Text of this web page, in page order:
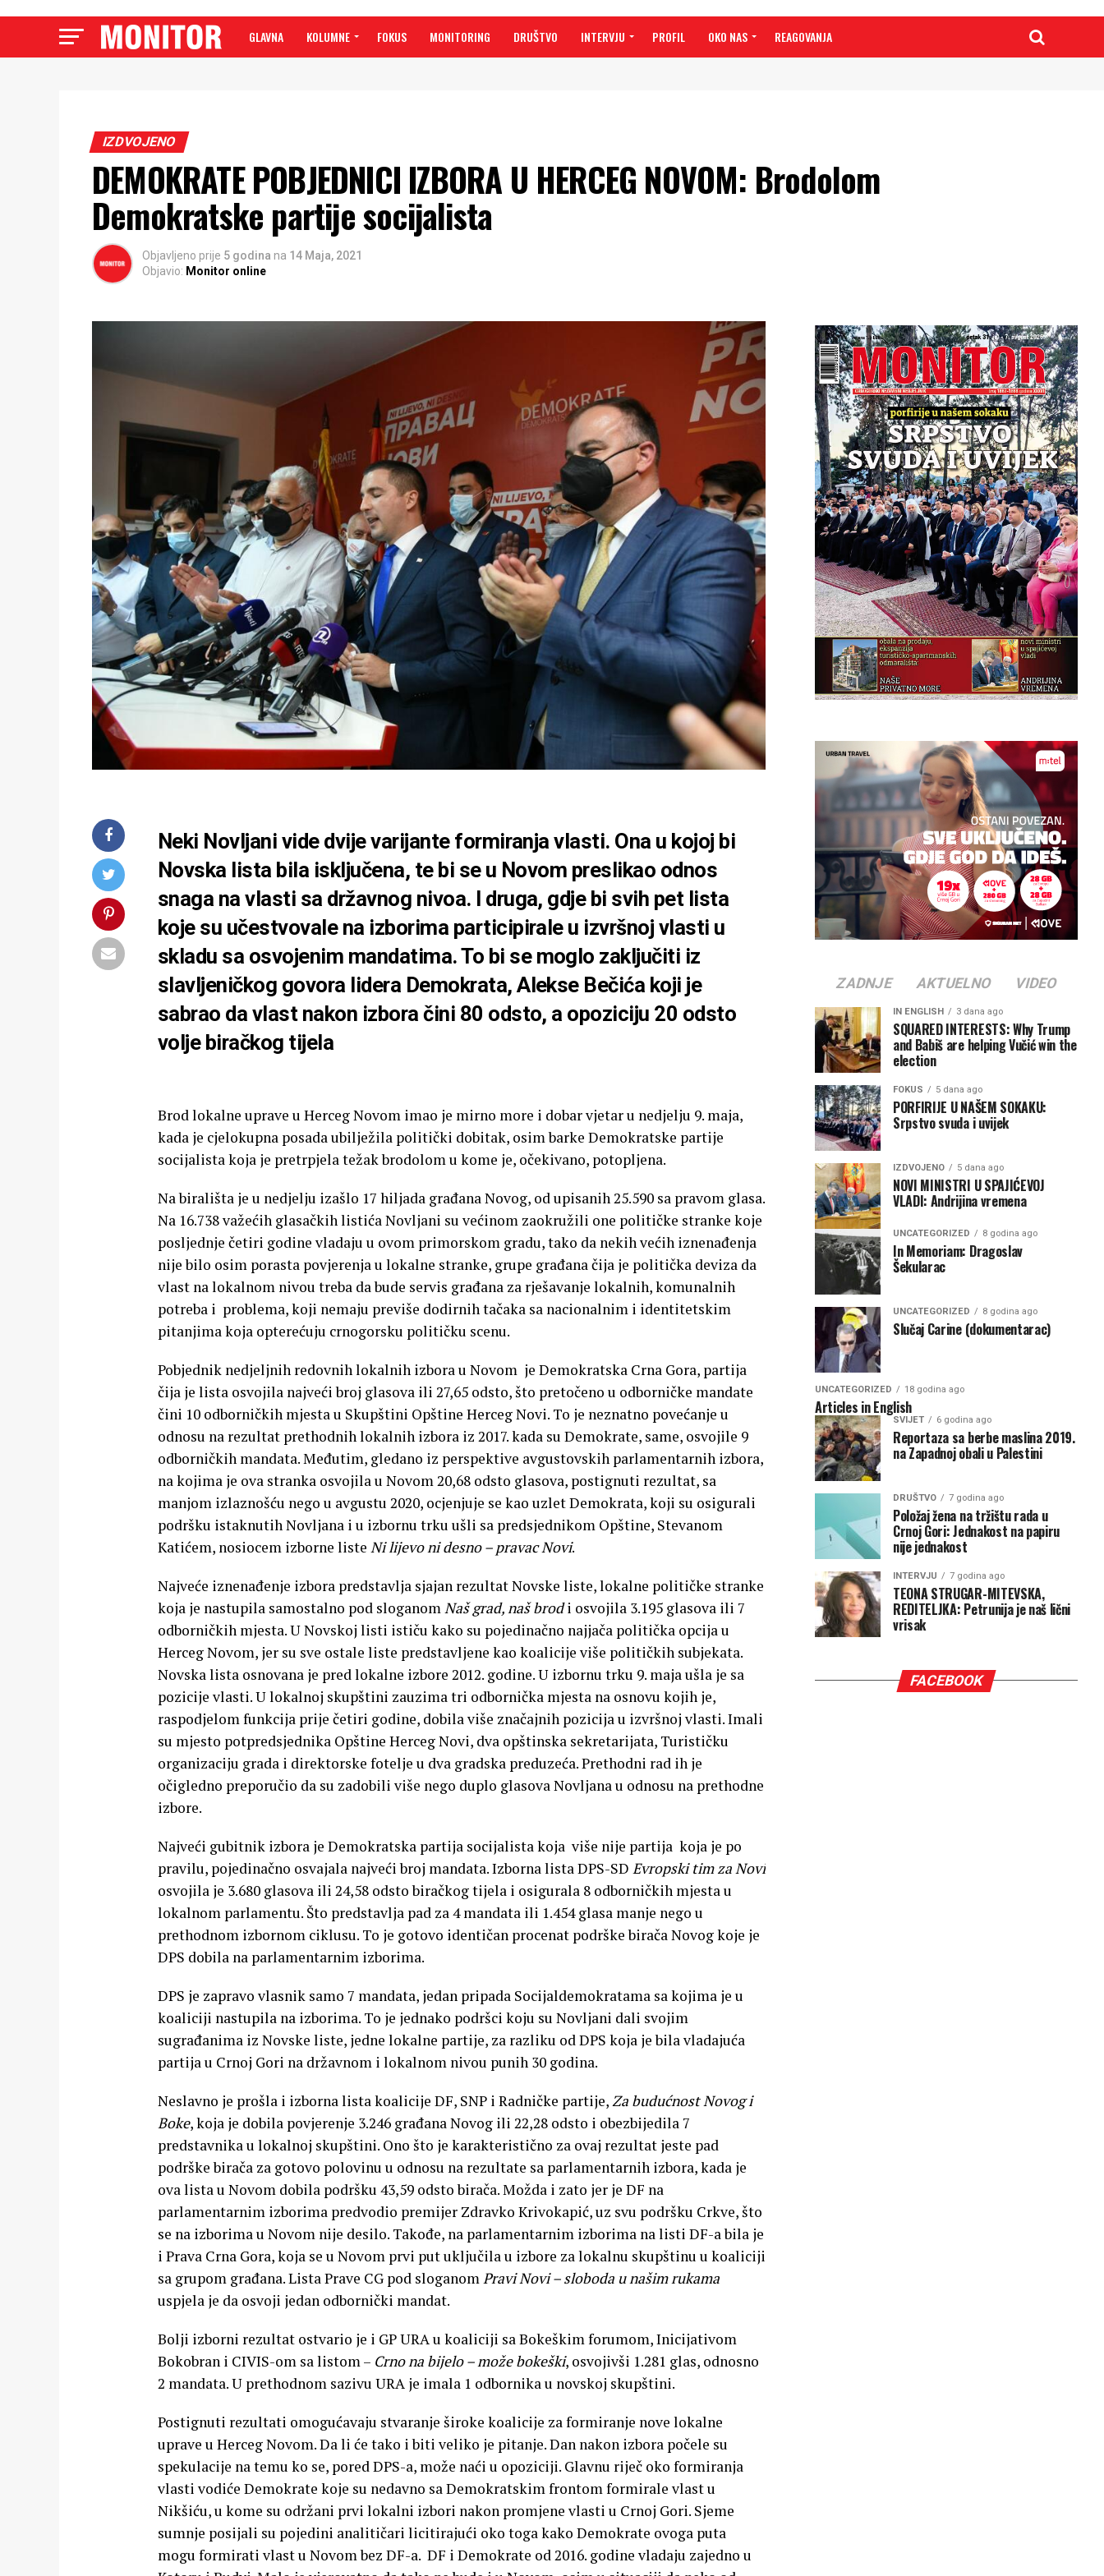
GLAVNA KOLUMNE FOKUS MONITORING DRUŠTVO INTERVJU PROFIL OKO NAS REAGOVANJA
IZDVOJENO
DEMOKRATE POBJEDNICI IZBORA U HERCEG NOVOM: Brodolom
Demokratske partije socijalista
Objavljeno prije 5 godina na 14 Maja, 2021
Objavio: Monitor online
Neki Novljani vide dvije varijante formiranja vlasti. Ona u kojoj bi
Novska lista bila isključena, te bi se u Novom preslikao odnos
snaga na vlasti sa državnog nivoa. I druga, gdje bi svih pet lista
koje su učestvovale na izborima participirale u izvršnoj vlasti u
skladu sa osvojenim mandatima. To bi se moglo zaključiti iz
slavljeničkog govora lidera Demokrata, Alekse Bečića koji je
sabrao da vlast nakon izbora čini 80 odsto, a opoziciju 20 odsto
volje biračkog tijela
Brod lokalne uprave u Herceg Novom imao je mirno more i dobar vjetar u nedjelju 9. maja,
kada je cjelokupna posada ubilježila politički dobitak, osim barke Demokratske partije
socijalista koja je pretrpjela težak brodolom u kome je, očekivano, potopljena.
Na birališta je u nedjelju izašlo 17 hiljada građana Novog, od upisanih 25.590 sa pravom glasa.
Na 16.738 važećih glasačkih listića Novljani su većinom zaokružili one političke stranke koje
posljednje četiri godine vladaju u ovom primorskom gradu, tako da nekih većih iznenađenja
nije bilo osim porasta povjerenja u lokalne stranke, grupe građana čija je politička deviza da
vlast na lokalnom nivou treba da bude servis građana za rješavanje lokalnih, komunalnih
potreba i problema, koji nemaju previše dodirnih tačaka sa nacionalnim i identitetskim
pitanjima koja opterećuju crnogorsku političku scenu.
Pobjednik nedjeljnih redovnih lokalnih izbora u Novom je Demokratska Crna Gora, partija
čija je lista osvojila najveći broj glasova ili 27,65 odsto, što pretočeno u odborničke mandate
čini 10 odborničkih mjesta u Skupštini Opštine Herceg Novi. To je neznatno povećanje u
odnosu na rezultat prethodnih lokalnih izbora iz 2017. kada su Demokrate, same, osvojile 9
odborničkih mandata. Međutim, gledano iz perspektive avgustovskih parlamentarnih izbora,
na kojima je ova stranka osvojila u Novom 20,68 odsto glasova, postignuti rezultat, sa
manjom izlaznošću nego u avgustu 2020, ocjenjuje se kao uzlet Demokrata, koji su osigurali
podršku istaknutih Novljana i u izbornu trku ušli sa predsjednikom Opštine, Stevanom
Katićem, nosiocem izborne liste Ni lijevo ni desno – pravac Novi.
Najveće iznenađenje izbora predstavlja sjajan rezultat Novske liste, lokalne političke stranke
koja je nastupila samostalno pod sloganomNaš grad, naš brodi osvojila 3.195 glasova ili 7
odborničkih mjesta. U Novskoj listi ističu kako su pojedinačno najjača politička opcija u
Herceg Novom, jer su sve ostale liste predstavljene kao koalicije više političkih subjekata.
Novska lista osnovana je pred lokalne izbore 2012. godine. U izbornu trku 9. maja ušla je sa
pozicije vlasti. U lokalnoj skupštini zauzima tri odbornička mjesta na osnovu kojih je,
raspodjelom funkcija prije četiri godine, dobila više značajnih pozicija u izvršnoj vlasti. Imali
su mjesto potpredsjednika Opštine Herceg Novi, dva opštinska sekretarijata, Turističku
organizaciju grada i direktorske fotelje u dva gradska preduzeća. Prethodni rad ih je
očigledno preporučio da su zadobili više nego duplo glasova Novljana u odnosu na prethodne
izbore.
Najveći gubitnik izbora je Demokratska partija socijalista koja više nije partija koja je po
pravilu, pojedinačno osvajala najveći broj mandata. Izborna lista DPS-SD Evropski tim za Novi
osvojila je 3.680 glasova ili 24,58 odsto biračkog tijela i osigurala 8 odborničkih mjesta u
lokalnom parlamentu. Što predstavlja pad za 4 mandata ili 1.454 glasa manje nego u
prethodnom izbornom ciklusu. To je gotovo identičan procenat podrške birača Novog koje je
DPS dobila na parlamentarnim izborima.
DPS je zapravo vlasnik samo 7 mandata, jedan pripada Socijaldemokratama sa kojima je u
koaliciji nastupila na izborima. To je jednako podršci koju su Novljani dali svojim
sugrađanima iz Novske liste, jedne lokalne partije, za razliku od DPS koja je bila vladajuća
partija u Crnoj Gori na državnom i lokalnom nivou punih 30 godina.
Neslavno je prošla i izborna lista koalicije DF, SNP i Radničke partije,Za budućnost Novog i
Boke, koja je dobila povjerenje 3.246 građana Novog ili 22,28 odsto i obezbijedila 7
predstavnika u lokalnoj skupštini. Ono što je karakteristično za ovaj rezultat jeste pad
podrške birača za gotovo polovinu u odnosu na rezultate sa parlamentarnih izbora, kada je
ova lista u Novom dobila podršku 43,59 odsto birača. Možda i zato jer je DF na
parlamentarnim izborima predvodio premijer Zdravko Krivokapić, uz svu podršku Crkve, što
se na izborima u Novom nije desilo. Takođe, na parlamentarnim izborima na listi DF-a bila je
i Prava Crna Gora, koja se u Novom prvi put uključila u izbore za lokalnu skupštinu u koaliciji
sa grupom građana. Lista Prave CG pod sloganomPravi Novi – sloboda u našim rukama
uspjela je da osvoji jedan odbornički mandat.
Bolji izborni rezultat ostvario je i GP URA u koaliciji sa Bokeškim forumom, Inicijativom
Bokobran i CIVIS-om sa listom – Crno na bijelo – može bokeški, osvojivši 1.281 glas, odnosno
2 mandata. U prethodnom sazivu URA je imala 1 odbornika u novskoj skupštini.
Postignuti rezultati omogućavaju stvaranje široke koalicije za formiranje nove lokalne
uprave u Herceg Novom. Da li će tako i biti veliko je pitanje. Dan nakon izbora počele su
spekulacije na temu ko se, pored DPS-a, može naći u opoziciji. Glavnu riječ oko formiranja
vlasti vodiće Demokrate koje su nedavno sa Demokratskim frontom formirale vlast u
Nikšiću, u kome su održani prvi lokalni izbori nakon promjene vlasti u Crnoj Gori. Sjeme
sumnje posijali su pojedini analitičari licitirajući oko toga kako Demokrate ovoga puta
mogu formirati vlast u Novom bez DF-a. DF i Demokrate od 2016. godine vladaju zajedno u
ZADNJE AKTUELNO VIDEO
IN ENGLISH 3 dana ago
SQUARED INTERESTS: Why Trump
and Babiš are helping Vučić win the
election
FOKUS 5 dana ago
PORFIRIJE U NAŠEM SOKAKU:
Srpstvo svuda i uvijek
IZDVOJENO 5 dana ago
NOVI MINISTRI U SPAJIĆEVOJ
VLADI: Andrijina vremena
UNCATEGORIZED 8 godina ago
In Memoriam: Dragoslav
Šekularac
UNCATEGORIZED 8 godina ago
Slučaj Carine (dokumentarac)
UNCATEGORIZED 18 godina ago
Articles in English
SVIJET 6 godina ago
Reportaza sa berbe maslina 2019.
na Zapadnoj obali u Palestini
DRUŠTVO 7 godina ago
Položaj žena na tržištu rada u
Crnoj Gori: Jednakost na papiru
nije jednakost
INTERVJU 7 godina ago
TEONA STRUGAR-MITEVSKA,
REDITELJKA: Petrunija je naš lični
vrisak
FACEBOOK